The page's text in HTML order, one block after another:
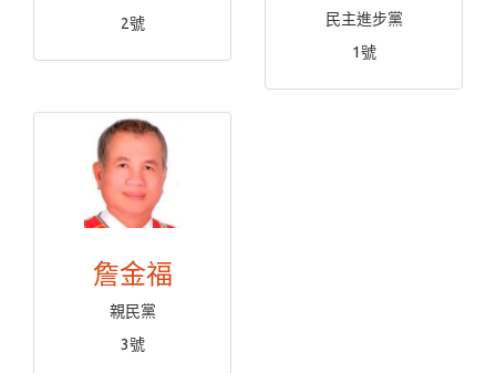
2號
民主進步黨
1號
詹金福
親民黨
3號